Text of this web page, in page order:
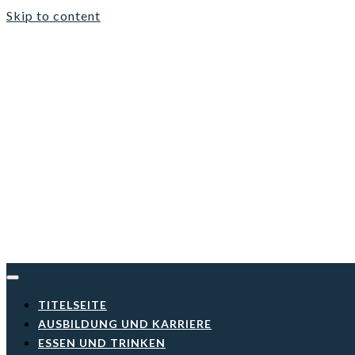
Skip to content
TITELSEITE
AUSBILDUNG UND KARRIERE
ESSEN UND TRINKEN